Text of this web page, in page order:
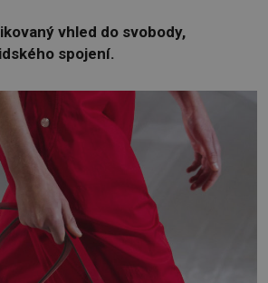
vhled do svobody,
spojení.